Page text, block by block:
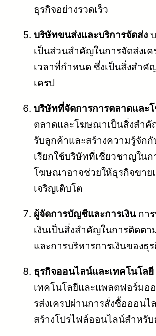
ธุรกิจอย่างรวดเร็ว
บริษัทขนส่งและบริการจัดส่ง
เป็นส่วนสำคัญในการจัดส่งเ
เวลาที่กำหนด ซึ่งเป็นสิ่งสำคั
เครป
บริษัทที่จัดการการตลาดและ
ตลาดและโฆษณาเป็นสิ่งสำคั
รับลูกค้าและสร้างความรู้จัก
เรียกใช้บริษัทที่เชี่ยวชาญใน
โฆษณาอาจช่วยให้ธุรกิจขาย
เจริญเติบโต
ผู้จัดการบัญชีและการเงินกา
เงินเป็นสิ่งสำคัญในการติดต
และการบริหารการเงินของธุ
ธุรกิจออนไลน์และเทคโนโลยี
เทคโนโลยีและแพลตฟอร์มอ
รส่งเครปผ่านการสั่งซื้อออนไ
สร้างโปรไฟล์ออนไลน์สำหรั